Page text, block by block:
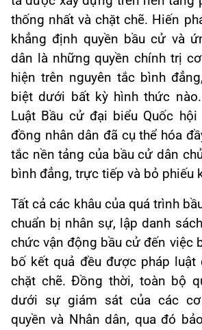
thống nhất và chặt chẽ. Hiến
khẳng định quyền bầu cử và
dân là những quyền chính trị
hiện trên nguyên tắc bình
biệt dưới bất kỳ hình thức
Luật Bầu cử đại biểu Quốc
đồng nhân dân đã cụ thể hóa
tắc nền tảng của bầu cử dân
bình đẳng, trực tiếp và bỏ phiếu
Tất cả các khâu của quá trình
chuẩn bị nhân sự, lập danh
chức vận động bầu cử đến việc
bố kết quả đều được pháp luật
chặt chẽ. Đồng thời, toàn bộ
dưới sự giám sát của các
quyền và Nhân dân, qua đó